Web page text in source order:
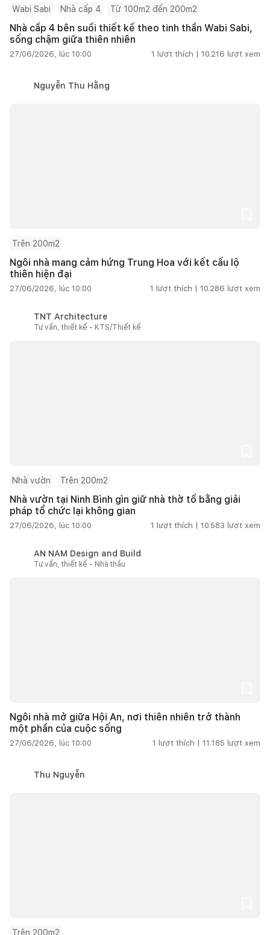
Wabi Sabi Nhà cấp 4 Từ 100m2 đến 200m2
Nhà cấp 4 bên suối thiết kế theo tinh thần Wabi Sabi,
sống chậm giữa thiên nhiên
27/06/2026, lúc 10:00 1 lượt thích | 10.216 lượt xem
Nguyễn Thu Hằng
Trên 200m2
Ngôi nhà mang cảm hứng Trung Hoa với kết cấu lộ
thiên hiện đại
27/06/2026, lúc 10:00 1 lượt thích | 10.286 lượt xem
TNT Architecture
Tư vấn, thiết kế - KTS/Thiết kế
Nhà vườn Trên 200m2
Nhà vườn tại Ninh Bình gìn giữ nhà thờ tổ bằng giải
pháp tổ chức lại không gian
27/06/2026, lúc 10:00 1 lượt thích | 10.583 lượt xem
AN NAM Design and Build
Tư vấn, thiết kế - Nhà thầu
Ngôi nhà mở giữa Hội An, nơi thiên nhiên trở thành
một phần của cuộc sống
27/06/2026, lúc 10:00 1 lượt thích | 11.185 lượt xem
Thu Nguyễn
Trên 200m2